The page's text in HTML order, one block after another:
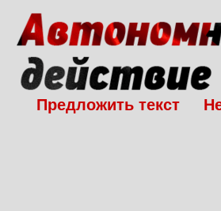
основному
содержанию
Предложить текст